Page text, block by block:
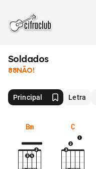
Soldados
88NÃO!
Principal Letra
Bm C